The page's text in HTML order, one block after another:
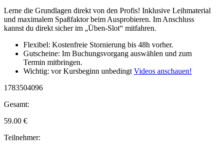
Lerne die Grundlagen direkt von den Profis! Inklusive Leihmaterial
und maximalem Spaßfaktor beim Ausprobieren. Im Anschluss
kannst du direkt sicher im „Üben-Slot“ mitfahren.
Flexibel: Kostenfreie Stornierung bis 48h vorher.
Gutscheine: Im Buchungsvorgang auswählen und zum
Termin mitbringen.
Wichtig: vor Kursbeginn unbedingt Videos anschauen!
1783504096
Gesamt:
59.00 €
Teilnehmer: